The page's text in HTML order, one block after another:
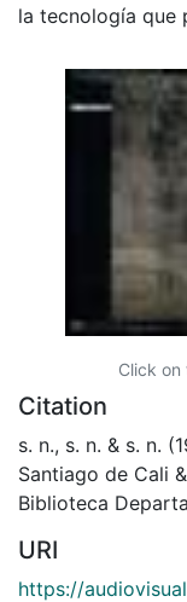
la tecnología que
Click on
Citation
s. n., s. n. & s. n.
Santiago de Cali
Biblioteca
URI
https://